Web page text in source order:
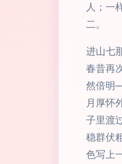
人；一
二。
进山七
春昔再
然倍明
月厚怀
子里渡
稳群伏
色写上